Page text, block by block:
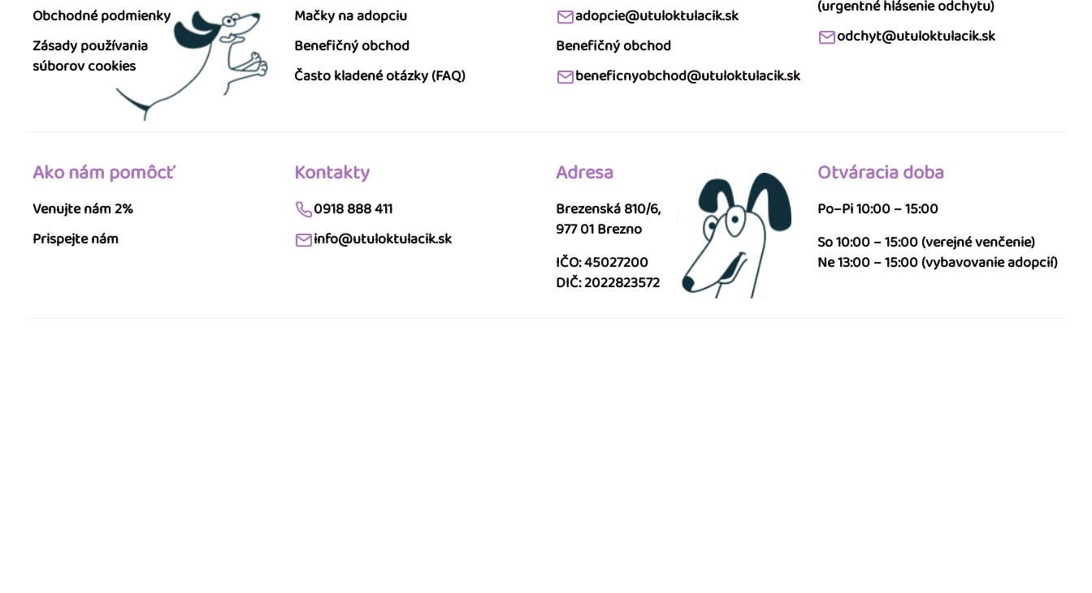
Obchodné podmienky
Zásady používania
súborov cookies
Mačky na adopciu
Benefičný obchod
Často kladené otázky (FAQ)
adopcie@utuloktulacik.sk
Benefičný obchod
beneficnyobchod@utuloktulacik.sk
(urgentné hlásenie odchytu)
odchyt@utuloktulacik.sk
Ako nám pomôcť
Venujte nám 2%
Prispejte nám
Kontakty
0918 888 411
info@utuloktulacik.sk
Adresa
Brezenská 810/6,
977 01 Brezno
IČO: 45027200
DIČ: 2022823572
Otváracia doba
Po–Pi 10:00 – 15:00
So 10:00 – 15:00 (verejné venčenie)
Ne 13:00 – 15:00 (vybavovanie adopcií)